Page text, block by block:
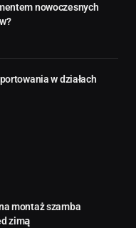
nowoczesnych
w działach
montaż szamba
zimą